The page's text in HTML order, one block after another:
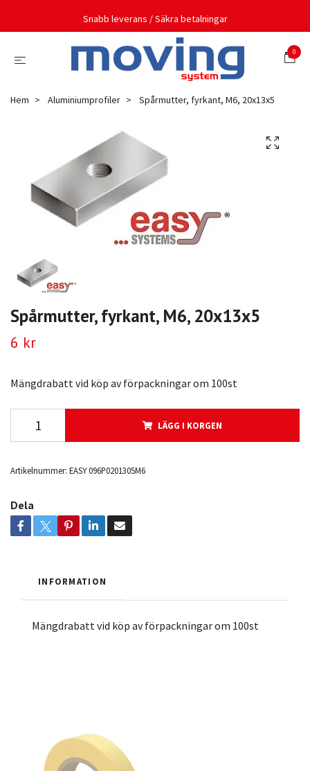
Snabb leverans / Säkra betalningar
0
Hem Aluminiumprofiler Spårmutter, fyrkant, M6, 20x13x5
Spårmutter, fyrkant, M6, 20x13x5
6 kr
Mängdrabatt vid köp av förpackningar om 100st
LÄGG I KORGEN
Artikelnummer: EASY 096P0201305M6
Dela
INFORMATION
Mängdrabatt vid köp av förpackningar om 100st